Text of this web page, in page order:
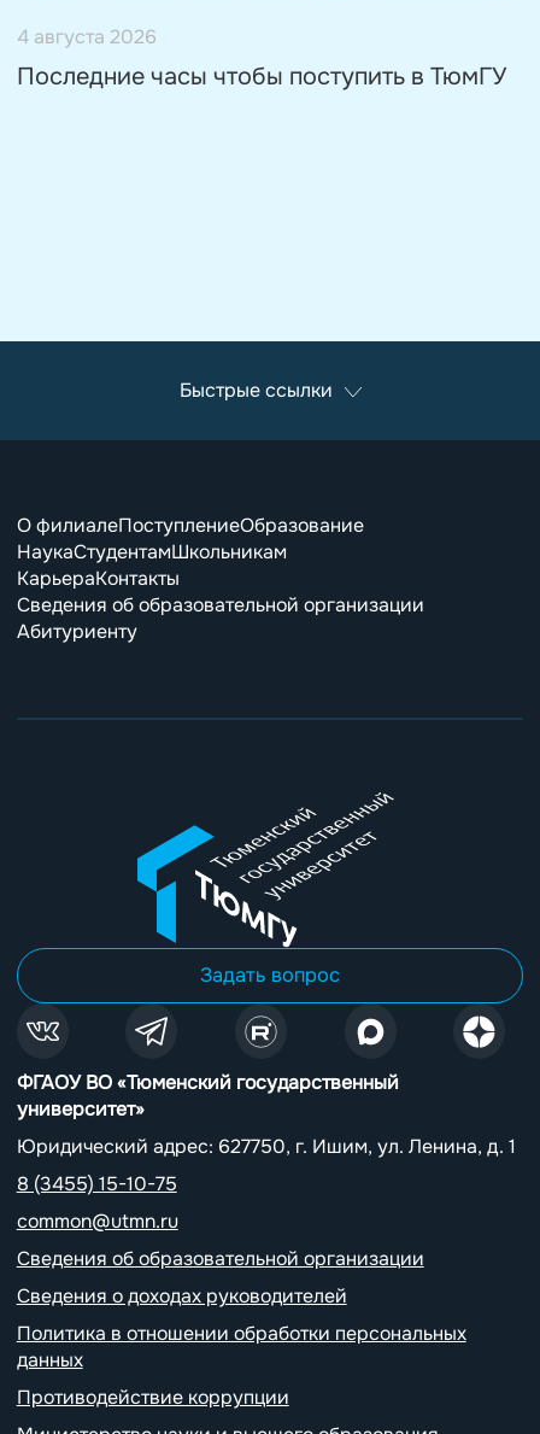
4 августа 2026
Последние часы чтобы поступить в ТюмГУ
Быстрые ссылки
О филиалеПоступлениеОбразование
НаукаСтудентамШкольникам
КарьераКонтакты
Сведения об образовательной организации
Абитуриенту
ФГАОУ ВО «Тюменский государственный
университет»
Юридический адрес: 627750, г. Ишим, ул. Ленина, д. 1
8 (3455) 15-10-75
common@utmn.ru
Сведения об образовательной организации
Сведения о доходах руководителей
Политика в отношении обработки персональных
данных
Противодействие коррупции
Задать вопрос